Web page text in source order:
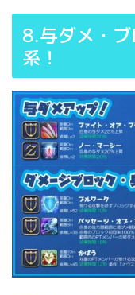
8.与ダメ・
系！